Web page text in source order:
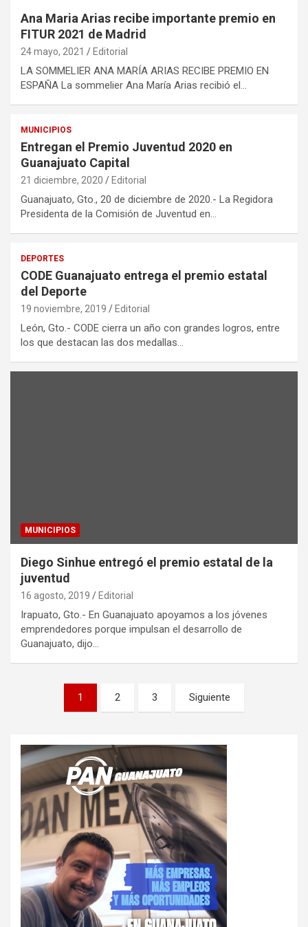
Ana Maria Arias recibe importante premio en
FITUR 2021 de Madrid
24 mayo, 2021 Editorial
LA SOMMELIER ANA MARÍA ARIAS RECIBE PREMIO EN
ESPAÑA La sommelier Ana María Arias recibió el…
MUNICIPIOS
Entregan el Premio Juventud 2020 en
Guanajuato Capital
21 diciembre, 2020 Editorial
Guanajuato, Gto., 20 de diciembre de 2020.- La Regidora
Presidenta de la Comisión de Juventud en…
DEPORTES
CODE Guanajuato entrega el premio estatal
del Deporte
19 noviembre, 2019 Editorial
León, Gto.- CODE cierra un año con grandes logros, entre
los que destacan las dos medallas…
MUNICIPIOS
Diego Sinhue entregó el premio estatal de la
juventud
16 agosto, 2019 Editorial
Irapuato, Gto.- En Guanajuato apoyamos a los jóvenes
emprendedores porque impulsan el desarrollo de
Guanajuato, dijo…
Paginación
1 2 3 Siguiente